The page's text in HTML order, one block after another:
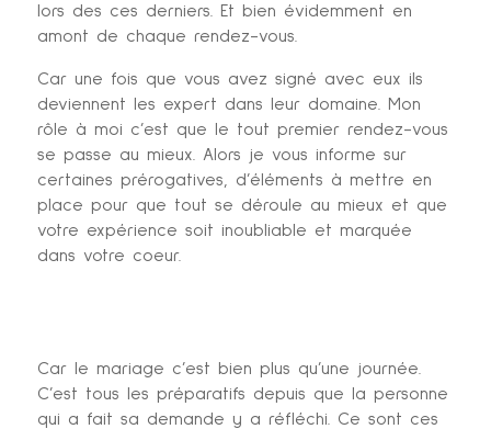
lors des ces derniers. Et bien évidemment en
amont de chaque rendez-vous.
Car une fois que vous avez signé avec eux ils
deviennent les expert dans leur domaine. Mon
rôle à moi c’est que le tout premier rendez-vous
se passe au mieux. Alors je vous informe sur
certaines prérogatives, d’éléments à mettre en
place pour que tout se déroule au mieux et que
votre expérience soit inoubliable et marquée
dans votre coeur.
Car le mariage c’est bien plus qu’une journée.
C’est tous les préparatifs depuis que la personne
qui a fait sa demande y a réfléchi. Ce sont ces